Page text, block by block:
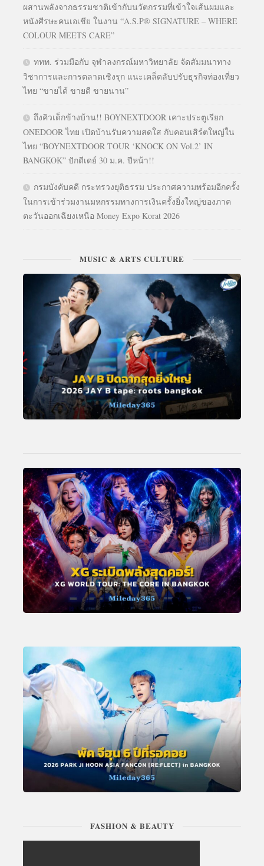
ผสานพลังจากธรรมชาติเข้ากับนวัตกรรมที่เข้าใจเส้นผมและ
หนังศีรษะคนเอเชีย ในงาน “A.S.P® SIGNATURE – WHERE
COLOUR MEETS CARE”
ททท. ร่วมมือกับ จุฬาลงกรณ์มหาวิทยาลัย จัดสัมมนาทาง
วิชาการและการตลาดเชิงรุก แนะเคล็ดลับปรับธุรกิจท่องเที่ยว
ไทย “ขายได้ ขายดี ขายนาน”
ถึงคิวเด็กข้างบ้าน!! BOYNEXTDOOR เคาะประตูเรียก
ONEDOOR ไทย เปิดบ้านรับความสดใส กับคอนเสิร์ตใหญ่ใน
ไทย “BOYNEXTDOOR TOUR ‘KNOCK ON Vol.2’ IN
BANGKOK” ปักดีเดย์ 30 ม.ค. ปีหน้า!!
กรมบังคับคดี กระทรวงยุติธรรม ประกาศความพร้อมอีกครั้ง
ในการเข้าร่วมงานมหกรรมทางการเงินครั้งยิ่งใหญ่ของภาค
ตะวันออกเฉียงเหนือ Money Expo Korat 2026
MUSIC & ARTS CULTURE
FASHION & BEAUTY